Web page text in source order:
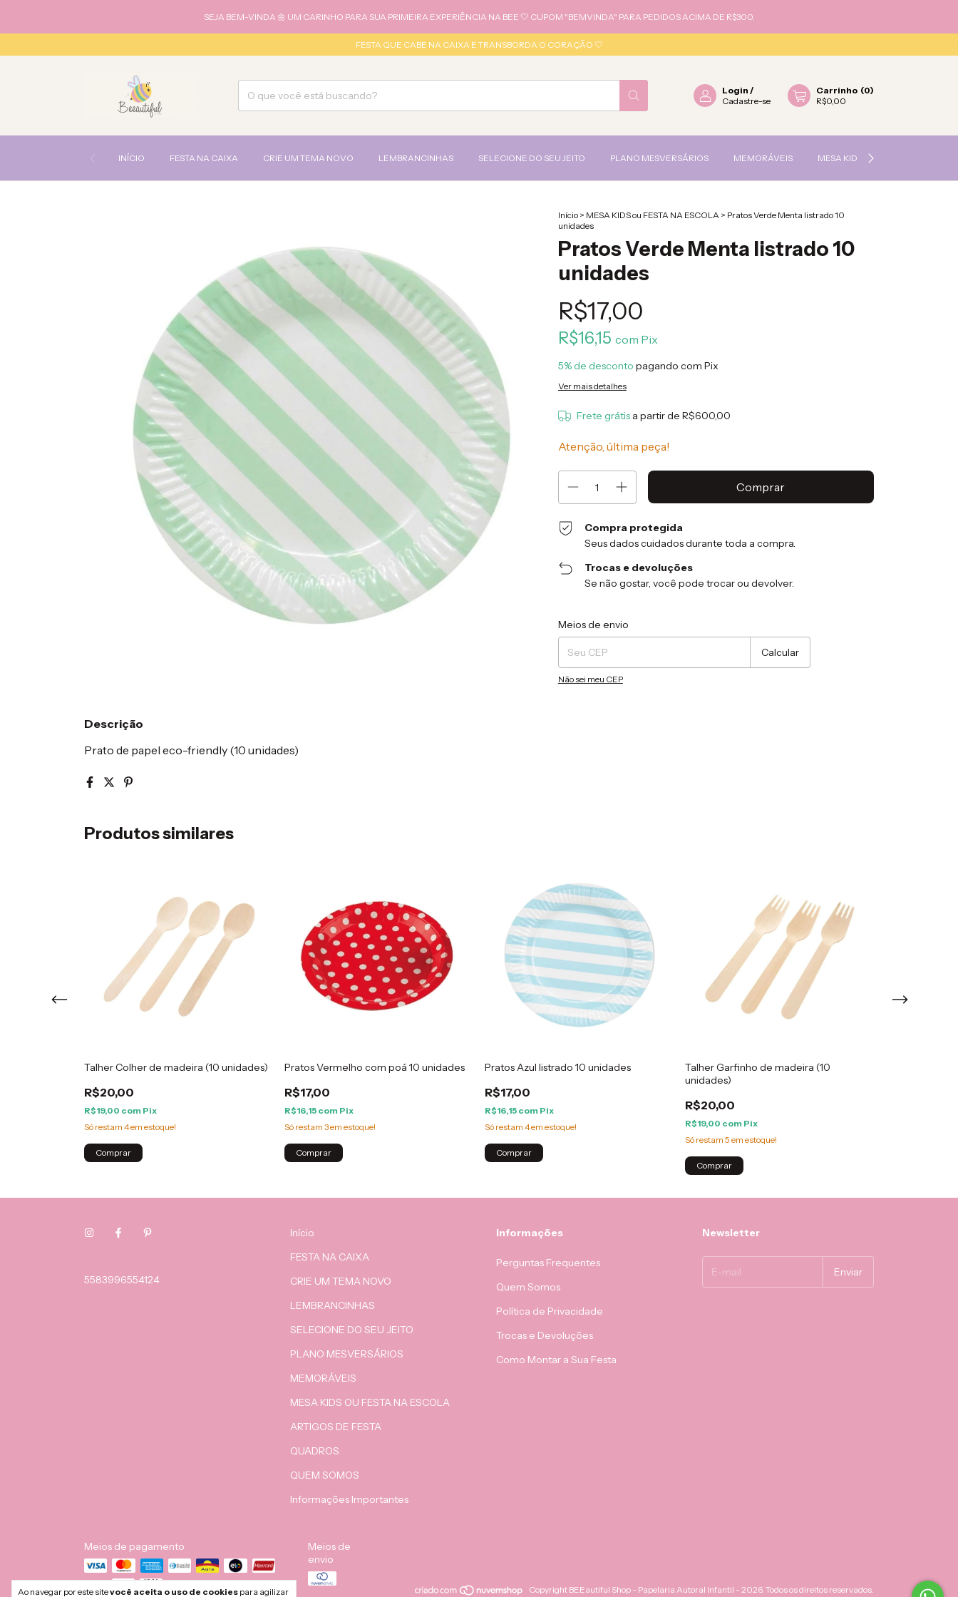
SEJA BEM-VINDA 🌼 UM CARINHO PARA SUA PRIMEIRA EXPERIÊNCIA NA BEE 🤍 CUPOM "BEMVINDA" PARA PEDIDOS ACIMA DE R$300.
FESTA QUE CABE NA CAIXA E TRANSBORDA O CORAÇÃO 🤍
Login /
Cadastre-se
Carrinho (0)
R$0,00
INÍCIO FESTA NA CAIXA CRIE UM TEMA NOVO LEMBRANCINHAS SELECIONE DO SEU JEITO PLANO MESVERSÁRIOS MEMORÁVEIS MESA KIDS OU FESTA NA ESCOLA
Ao navegar por este sitevocê aceita o uso de cookies para agilizar
Início > MESA KIDS ou FESTA NA ESCOLA > Pratos Verde Menta listrado 10
unidades
Pratos Verde Menta listrado 10
unidades
R$17,00
R$16,15 com Pix
5% de desconto pagando com Pix
Ver mais detalhes
Frete grátis a partir deR$600,00
Atenção, última peça!
Compra protegida
Seus dados cuidados durante toda a compra.
Trocas e devoluções
Se não gostar, você pode trocar ou devolver.
Entregas para o CEP:
Meios de envio
Calcular
Não sei meu CEP
Descrição
Prato de papel eco-friendly (10 unidades)
Produtos similares
Talher Colher de madeira (10 unidades)
R$20,00
R$19,00 com Pix
Só restam 4em estoque!
Pratos Vermelho com poá 10 unidades
R$17,00
R$16,15 com Pix
Só restam 3em estoque!
Pratos Azul listrado 10 unidades
R$17,00
R$16,15 com Pix
Só restam 4em estoque!
Talher Garfinho de madeira (10
unidades)
R$20,00
R$19,00 com Pix
Só restam 5 em estoque!
5583996554124
Início
FESTA NA CAIXA
CRIE UM TEMA NOVO
LEMBRANCINHAS
SELECIONE DO SEU JEITO
PLANO MESVERSÁRIOS
MEMORÁVEIS
MESA KIDS OU FESTA NA ESCOLA
ARTIGOS DE FESTA
QUADROS
QUEM SOMOS
Informações Importantes
Informações
Perguntas Frequentes
Quem Somos
Política de Privacidade
Trocas e Devoluções
Como Montar a Sua Festa
Newsletter
Meios de pagamento
Meios de
envio
Copyright BEEautiful Shop - Papelaria Autoral Infantil - 2026. Todos os direitos reservados.